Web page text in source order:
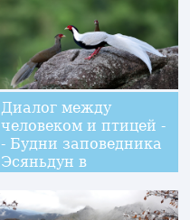
Диалог между
человеком и птицей -
- Будни заповедника
Эсяньдун в